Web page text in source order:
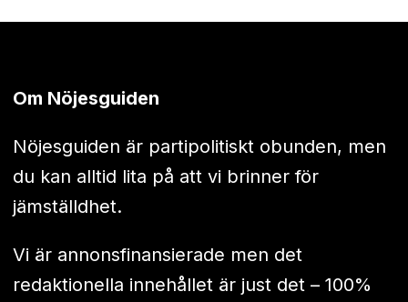
Om Nöjesguiden
Nöjesguiden är partipolitiskt obunden, men
du kan alltid lita på att vi brinner för
jämställdhet.
Vi är annonsfinansierade men det
redaktionella innehållet är just det – 100%